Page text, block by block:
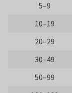
5–9
10–19
20–29
30–49
50–99